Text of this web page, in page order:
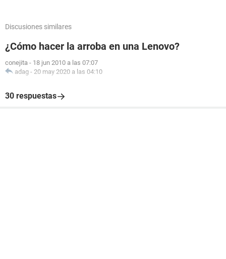
Discusiones similares
¿Cómo hacer la arroba en una Lenovo?
conejita - 18 jun 2010 a las 07:07
adag - 20 may 2020 a las 04:10
30 respuestas